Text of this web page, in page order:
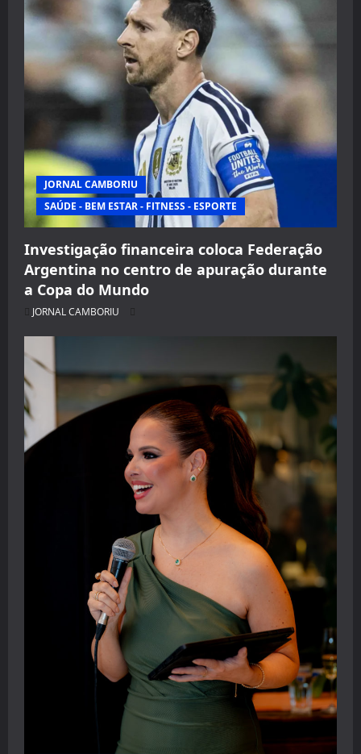
JORNAL CAMBORIU
SAÚDE - BEM ESTAR - FITNESS - ESPORTE
Investigação financeira coloca Federação
Argentina no centro de apuração durante
a Copa do Mundo
JORNAL CAMBORIU